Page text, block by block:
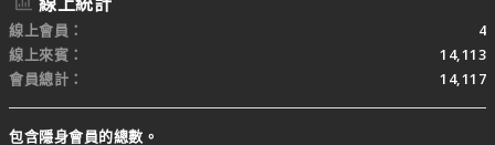
線上會員
4
線上來賓
14,113
會員總計
14,117
包含隱身會員的總數。